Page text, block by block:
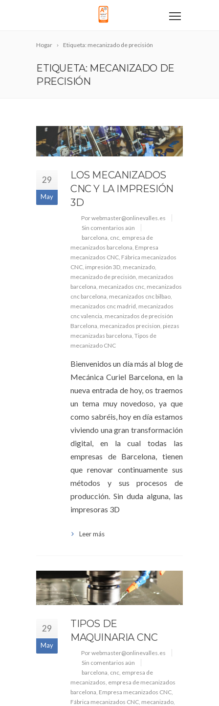
Hogar Etiqueta: mecanizado de precisión
ETIQUETA: MECANIZADO DE
PRECISIÓN
29
May
LOS MECANIZADOS
CNC Y LA IMPRESIÓN
3D
Por webmaster@onlinevalles.es
Sin comentarios aún
barcelona cnc empresa de
mecanizados barcelona Empresa
mecanizados CNC Fábrica mecanizados
CNC impresión 3D mecanizado
mecanizado de precisión mecanizados
barcelona mecanizados cnc mecanizados
cnc barcelona mecanizados cnc bilbao
mecanizados cnc madrid mecanizados
cnc valencia mecanizados de precisión
Barcelona mecanizados precision piezas
mecanizadas barcelona Tipos de
mecanizado CNC
Bienvenidos un día más al blog de
Mecánica Curiel Barcelona, en la
nueva entrada de hoy, os traemos
un tema muy novedoso, ya que
como sabréis, hoy en día estamos
viviendo una gran transformación
digital, en la cual todas las
empresas de Barcelona, tienen
que renovar continuamente sus
métodos y sus procesos de
producción. Sin duda alguna, las
impresoras 3D
Leer más
29
May
TIPOS DE
MAQUINARIA CNC
Por webmaster@onlinevalles.es
Sin comentarios aún
barcelona cnc empresa de
mecanizados empresa de mecanizados
barcelona Empresa mecanizados CNC
Fábrica mecanizados CNC mecanizado